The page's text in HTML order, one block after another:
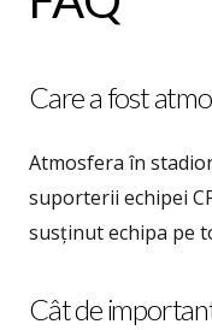
Care a fost
Atmosfera în
suporterii echipei
susținut echipa pe
Cât de